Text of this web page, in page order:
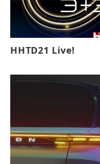
HHTD21 Live!